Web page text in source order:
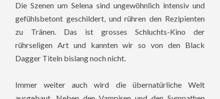
Die Szenen um Selena sind ungewöhnlich intensiv und
gefühlsbetont geschildert, und rühren den Rezipienten
zu Tränen. Das ist grosses Schluchts-Kino der
rührseligen Art und kannten wir so von den Black
Dagger Titeln bislang noch nicht.
Immer weiter auch wird die übernatürliche Welt